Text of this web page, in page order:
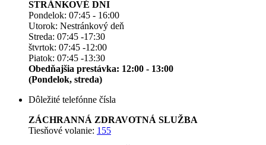
STRÁNKOVÉ DNI
Pondelok: 07:45 - 16:00
Utorok: Nestránkový deň
Streda: 07:45 -17:30
štvrtok: 07:45 -12:00
Piatok: 07:45 -13:30
Obedňajšia prestávka: 12:00 - 13:00
(Pondelok, streda)
Dôležité telefónne čísla
ZÁCHRANNÁ ZDRAVOTNÁ SLUŽBA
Tiesňové volanie: 155